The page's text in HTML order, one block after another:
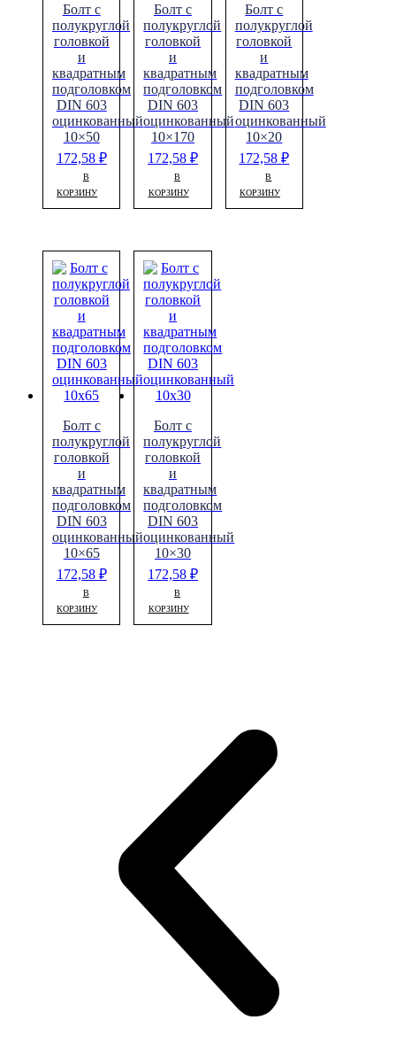
Болт с
полукруглой
головкой
и
квадратным
подголовком
DIN 603
оцинкованный
10×50
172,58 ₽
В
КОРЗИНУ
Болт с
полукруглой
головкой
и
квадратным
подголовком
DIN 603
оцинкованный
10×170
172,58₽
В
КОРЗИНУ
Болт с
полукруглой
головкой
и
квадратным
подголовком
DIN 603
оцинкованный
10×20
172,58₽
В
КОРЗИНУ
Болт с
полукруглой
головкой
и
квадратным
подголовком
DIN 603
оцинкованный
10×65
172,58 ₽
В
КОРЗИНУ
Болт с
полукруглой
головкой
и
квадратным
подголовком
DIN 603
оцинкованный
10×30
172,58₽
В
КОРЗИНУ